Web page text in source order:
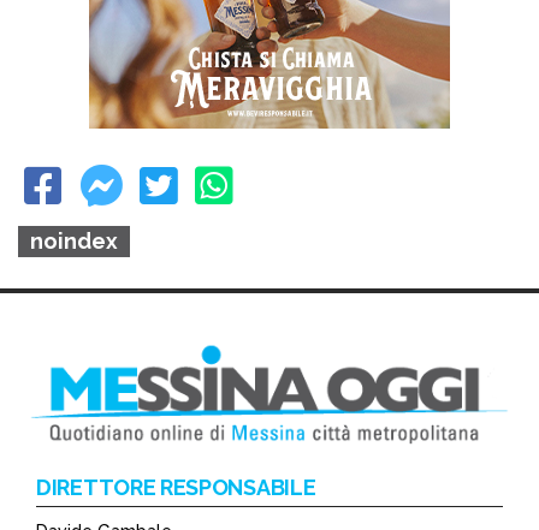
noindex
DIRETTORE RESPONSABILE